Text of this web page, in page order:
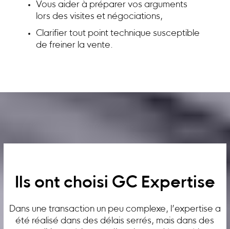
Vous aider à préparer vos arguments
lors des visites et négociations,
Clarifier tout point technique susceptible
de freiner la vente.
Ils ont choisi GC Expertise
Dans une transaction un peu complexe, l’expertise a
été réalisé dans des délais serrés, mais dans des